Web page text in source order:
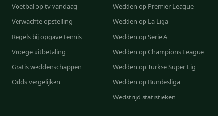
Voetbal op tv vandaag
Verwachte opstelling
Regels bij opgave tennis
Vroege uitbetaling
Gratis weddenschappen
Odds vergelijken
Wedden op Premier League
Wedden op La Liga
Wedden op Serie A
Wedden op Champions League
Wedden op Turkse Super Lig
Wedden op Bundesliga
Wedstrijd statistieken